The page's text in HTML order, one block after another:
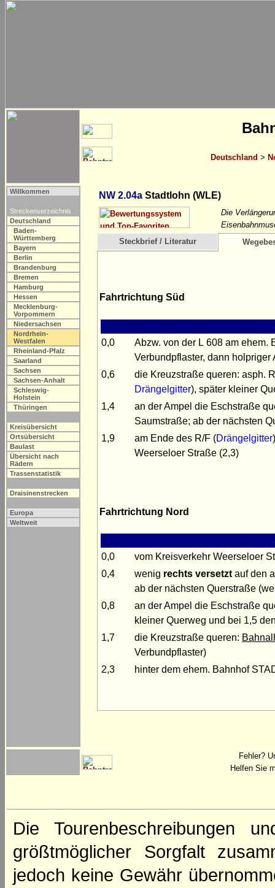
Deutschland >
Willkommen
Streckenverzeichnis
Deutschland
Baden-
Württemberg
Bayern
Berlin
Brandenburg
Bremen
Hamburg
Hessen
Mecklenburg-
Vorpommern
Niedersachsen
Nordrhein-
Westfalen
Rheinland-Pfalz
Saarland
Sachsen
Sachsen-Anhalt
Schleswig-
Holstein
Thüringen
Kreisübersicht
Ortsübersicht
Baulast
Übersicht nach
Rädern
Trassenstatistik
Draisinenstrecken
Europa
Weltweit
NW 2.04a Stadtlohn (WLE)
Die
Steckbrief / Literatur
Fahrtrichtung Süd
0,0
Abzw. von der L 608 am ehem.
Verbundpflaster, dann holpriger
0,6
die Kreuzstraße queren: asph.
Drängelgitter), später kleiner
1,4
an der Ampel die Eschstraße
Saumstraße; ab der nächsten
1,9
am Ende des R/F (Drängelgitter
Weerseloer Straße (2,3)
Fahrtrichtung Nord
0,0
vom Kreisverkehr Weerseloer
0,4
wenig rechts versetzt auf den
ab der nächsten Querstraße
0,8
an der Ampel die Eschstraße
kleiner Querweg und bei 1,5
1,7
die Kreuzstraße queren:
Verbundpflaster)
2,3
hinter dem ehem. Bahnhof
Fehler?
Helfen Sie
Die Tourenbeschreibungen
größtmöglicher Sorgfalt
jedoch keine Gewähr